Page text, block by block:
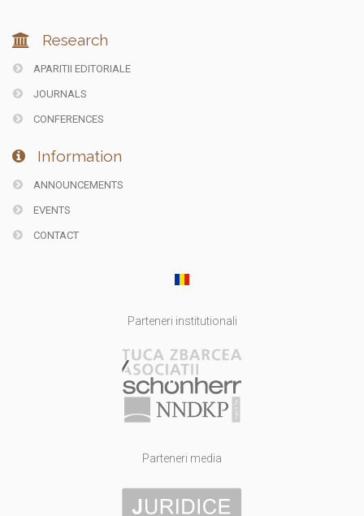
Research
APARITII EDITORIALE
JOURNALS
CONFERENCES
Information
ANNOUNCEMENTS
EVENTS
CONTACT
Parteneri institutionali
Parteneri media